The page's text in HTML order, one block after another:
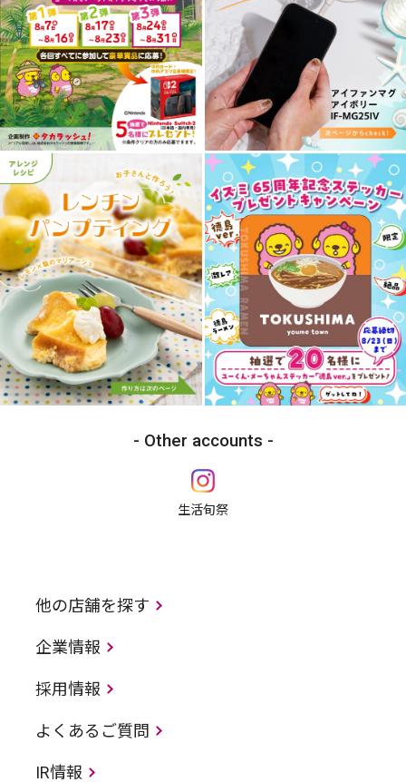
Other accounts
生活旬祭
他の店舗を探す
企業情報
採用情報
よくあるご質問
IR情報